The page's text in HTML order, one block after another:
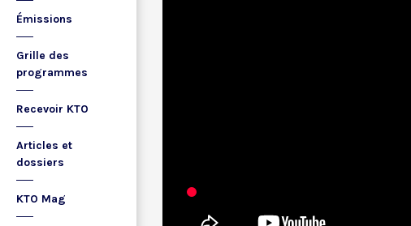
Émissions
Grille des
programmes
Recevoir KTO
Articles et
dossiers
KTO Mag